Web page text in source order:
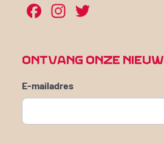
Facebook
Instagram
ONTVANG ONZE
E-mailadres